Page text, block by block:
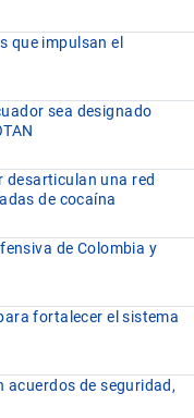
que impulsan el
sea designado
desarticulan una red
de cocaína
de Colombia y
fortalecer el sistema
acuerdos de seguridad,